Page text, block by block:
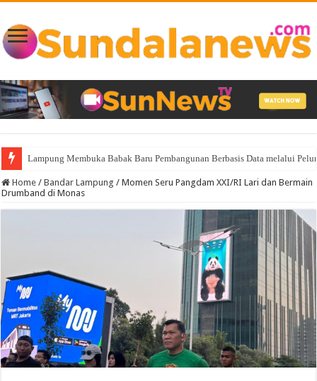
Lampung Membuka Babak Baru Pembangunan Berbasis Data melalui
Bupati Egi Tinggalkan Aula, Pilih Bawah Flyover Natar untuk Lantik 12
Home / Bandar Lampung / Momen Seru Pangdam XXI/RI Lari dan Bermain
Drumband di Monas